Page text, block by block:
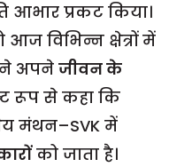
आभार प्रकट किया।
विभिन्न क्षेत्रों में
अपनेजीवन के
रूप से कहा कि
मंथन–SVK में
को जाता है।